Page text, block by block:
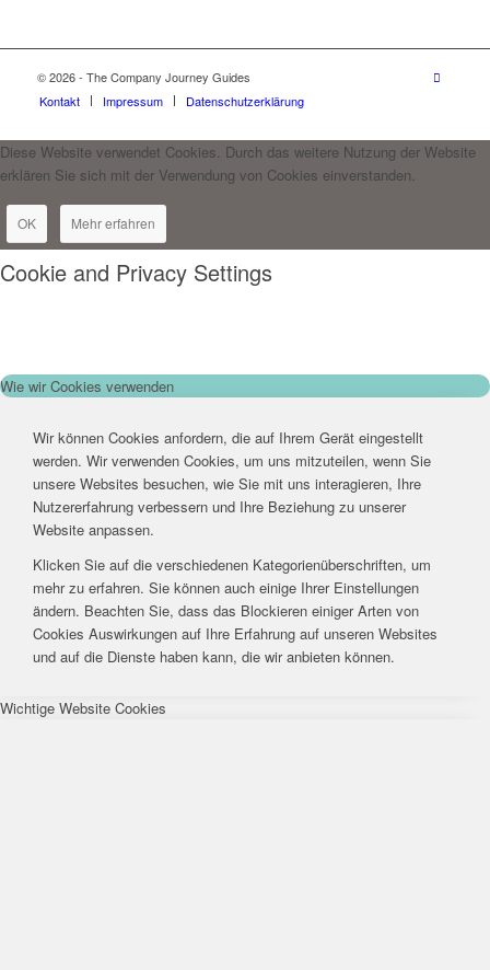
© 2026 - The Company Journey Guides
Kontakt
Impressum Datenschutzerklärung
Diese Website verwendet Cookies. Durch das weitere Nutzung der Website
erklären Sie sich mit der Verwendung von Cookies einverstanden.
OK Mehr erfahren
Cookie and Privacy Settings
Wie wir Cookies verwenden
Wir können Cookies anfordern, die auf Ihrem Gerät eingestellt
werden. Wir verwenden Cookies, um uns mitzuteilen, wenn Sie
unsere Websites besuchen, wie Sie mit uns interagieren, Ihre
Nutzererfahrung verbessern und Ihre Beziehung zu unserer
Website anpassen.
Klicken Sie auf die verschiedenen Kategorienüberschriften, um
mehr zu erfahren. Sie können auch einige Ihrer Einstellungen
ändern. Beachten Sie, dass das Blockieren einiger Arten von
Cookies Auswirkungen auf Ihre Erfahrung auf unseren Websites
und auf die Dienste haben kann, die wir anbieten können.
Wichtige Website Cookies